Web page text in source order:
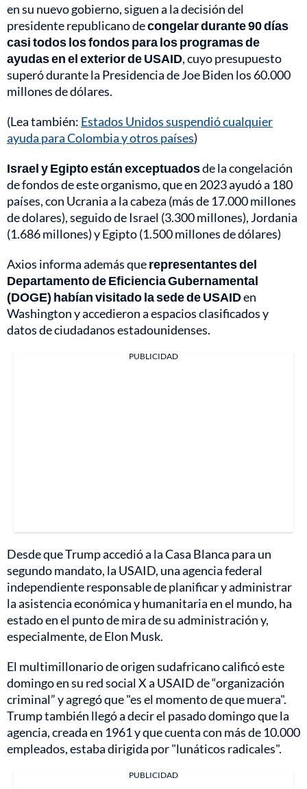
en su nuevo gobierno, siguen a la decisión del
presidente republicano decongelar durante 90 días
casi todos los fondos para los programas de
ayudas en el exterior de USAID, cuyo presupuesto
superó durante la Presidencia de Joe Biden los 60.000
millones de dólares.
(Lea también: Estados Unidos suspendió cualquier
ayuda para Colombia y otros países)
Israel y Egipto están exceptuadosde la congelación
de fondos de este organismo, que en 2023 ayudó a 180
países, con Ucrania a la cabeza (más de 17.000 millones
de dolares), seguido de Israel (3.300 millones), Jordania
(1.686 millones) y Egipto (1.500 millones de dólares)
Axios informa además querepresentantes del
Departamento de Eficiencia Gubernamental
(DOGE) habían visitado la sede de USAIDen
Washington y accedieron a espacios clasificados y
datos de ciudadanos estadounidenses.
PUBLICIDAD
Desde que Trump accedió a la Casa Blanca para un
segundo mandato, la USAID, una agencia federal
independiente responsable de planificar y administrar
la asistencia económica y humanitaria en el mundo, ha
estado en el punto de mira de su administración y,
especialmente, de Elon Musk.
El multimillonario de origen sudafricano calificó este
domingo en su red social X a USAID de “organización
criminal” y agregó que "es el momento de que muera".
Trump también llegó a decir el pasado domingo que la
agencia, creada en 1961 y que cuenta con más de 10.000
empleados, estaba dirigida por "lunáticos radicales".
PUBLICIDAD